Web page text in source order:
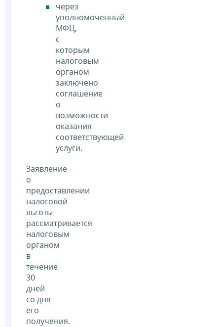
через
уполномоченный
МФЦ,
с
которым
налоговым
органом
заключено
соглашение
о
возможности
оказания
соответствующей
услуги.
Заявление
о
предоставлении
налоговой
льготы
рассматривается
налоговым
органом
в
течение
30
дней
со дня
его
получения.